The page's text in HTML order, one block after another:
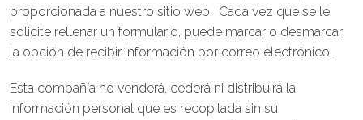
proporcionada a nuestro sitio web. Cada vez que se le
solicite rellenar un formulario, puede marcar o desmarcar
la opción de recibir información por correo electrónico.
Esta compañía no venderá, cederá ni distribuirá la
información personal que es recopilada sin su